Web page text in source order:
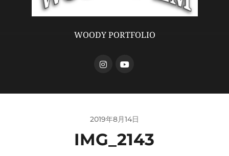
WOODY PORTFOLIO
2019年8月14日
IMG_2143